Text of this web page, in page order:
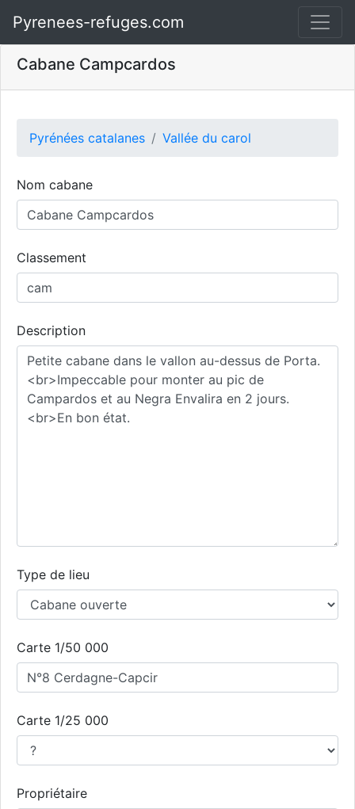
Pyrenees-refuges.com
Cabane Campcardos
Pyrénées catalanes Vallée du carol
Nom cabane
Classement
Description
Type de lieu
Carte 1/50 000
Carte 1/25 000
Propriétaire